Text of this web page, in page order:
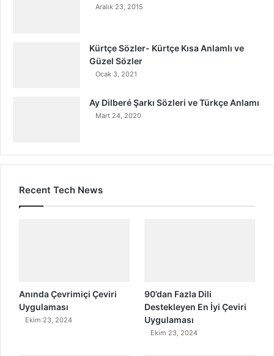
Aralık 23, 2015
Kürtçe Sözler- Kürtçe Kısa Anlamlı ve
Güzel Sözler
Ocak 3, 2021
Ay Dilberé Şarkı Sözleri ve Türkçe Anlamı
Mart 24, 2020
Recent Tech News
Anında Çevrimiçi Çeviri
Uygulaması
Ekim 23, 2024
90’dan Fazla Dili
Destekleyen En İyi Çeviri
Uygulaması
Ekim 23, 2024